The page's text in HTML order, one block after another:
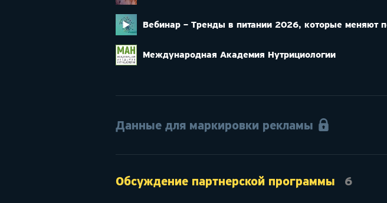
Вебинар – Тренды в питании 2026, которые меняют
Международная Академия Нутрициологии
Данные для маркировки рекламы
Обсуждение партнерской программы 6